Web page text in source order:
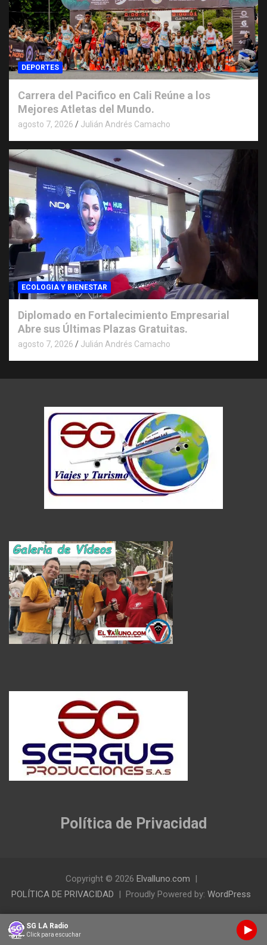
DEPORTES
Carrera del Pacifico en Cali Reúne a los
Mejores Atletas del Mundo.
agosto 7, 2026 Julián Andrés Camacho
ECOLOGIA Y BIENESTAR
Diplomado en Fortalecimiento Empresarial
Abre sus Últimas Plazas Gratuitas.
agosto 7, 2026 Julián Andrés Camacho
Política de Privacidad
Copyright © 2026 Elvalluno.com
POLÍTICA DE PRIVACIDAD
Proudly Powered by: WordPress
SG LA Radio
Click para escuchar